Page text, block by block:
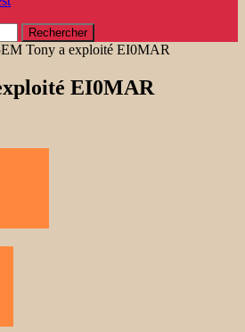
Tony a exploité EI0MAR
EI0MAR